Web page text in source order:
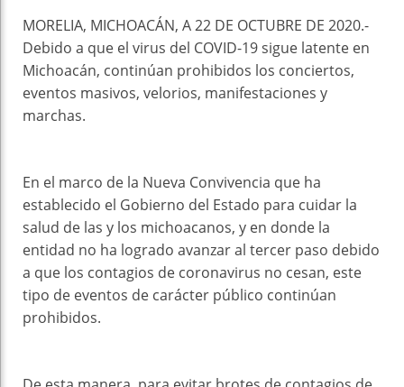
MORELIA, MICHOACÁN, A 22 DE OCTUBRE DE 2020.-
Debido a que el virus del COVID-19 sigue latente en
Michoacán, continúan prohibidos los conciertos,
eventos masivos, velorios, manifestaciones y
marchas.
En el marco de la Nueva Convivencia que ha
establecido el Gobierno del Estado para cuidar la
salud de las y los michoacanos, y en donde la
entidad no ha logrado avanzar al tercer paso debido
a que los contagios de coronavirus no cesan, este
tipo de eventos de carácter público continúan
prohibidos.